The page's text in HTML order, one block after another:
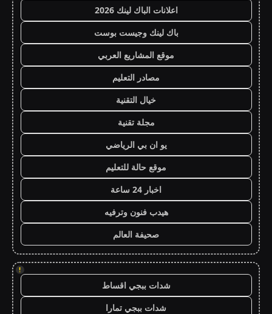
اعلانات الباك لينك 2026
باك لينك وجيست بوست
موقع المشاريع العربي
مصادر التعليم
خيال التقنية
مجلة تقنية
يو ان بي الرياضي
موقع حالة للتعليم
اخبار 24 ساعة
هيدب فنون وترفيه
صحيفة العالم
!
شدات ببجي اقساط
شدات ببجي تمارا